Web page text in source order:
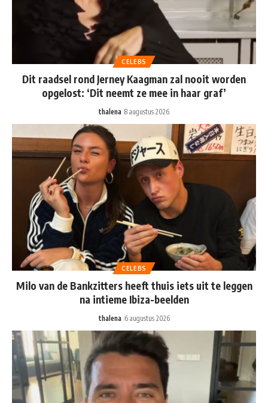
CELEBS
Dit raadsel rond Jerney Kaagman zal nooit worden
opgelost: ‘Dit neemt ze mee in haar graf’
thalena 8 augustus 2026
CELEBS
Milo van de Bankzitters heeft thuis iets uit te leggen
na intieme Ibiza-beelden
thalena 6 augustus 2026